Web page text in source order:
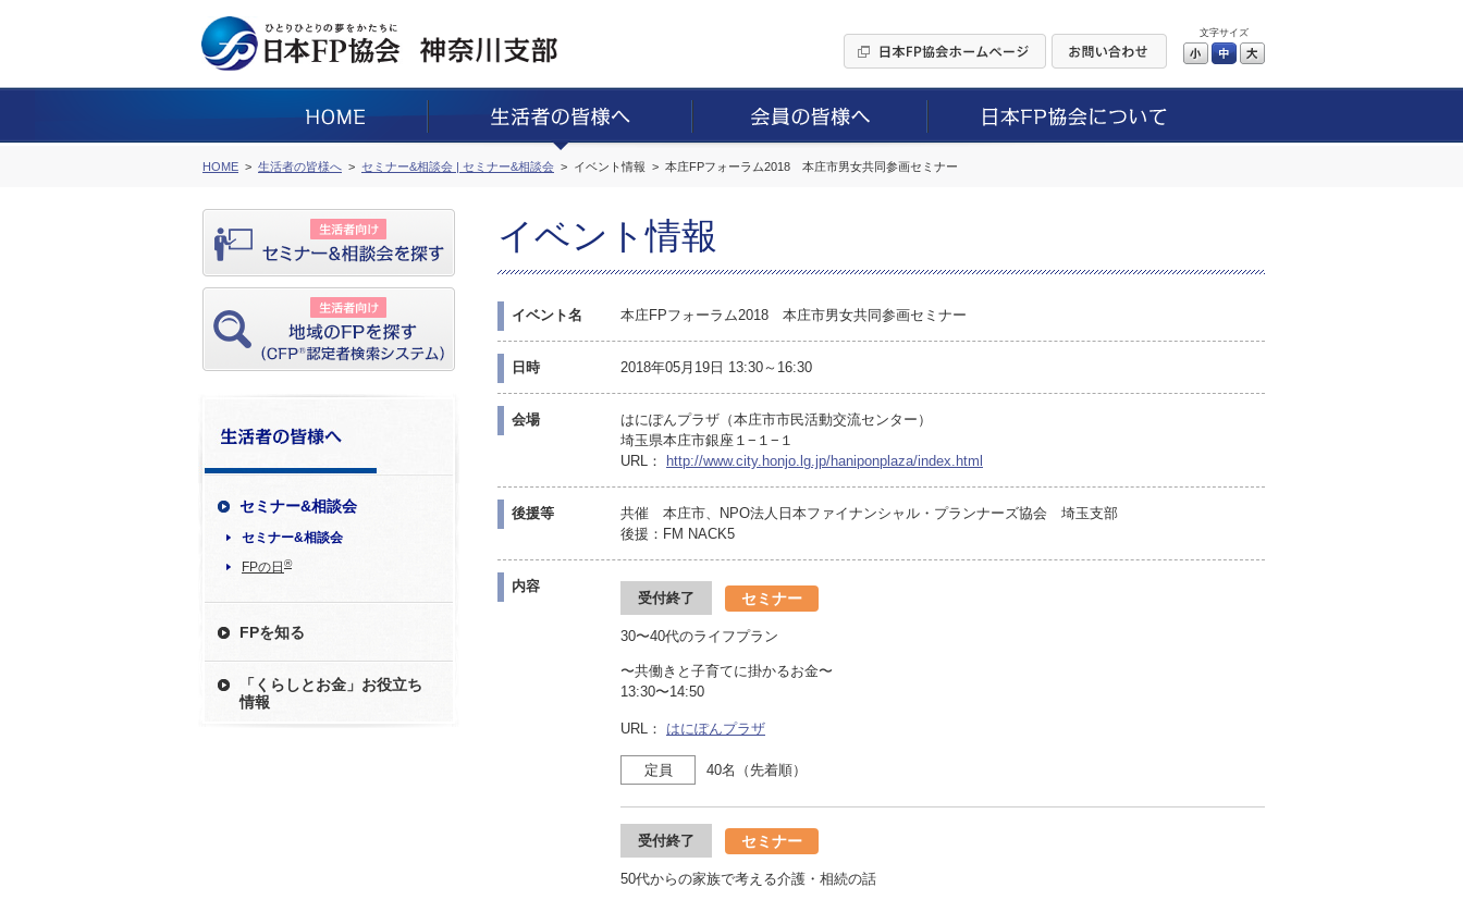
文字サイズ
小 中
HOME 生活者の皆様へ セミナー&相談会 | セミナー&相談会 イベント情報 本庄FPフォーラム2018 本庄市男女共同参画セミナー
セミナー&相談会
セミナー&相談会
FPの日 ®
FPを知る
「くらしとお金」お役立ち
情報
イベント情報
イベント名 本庄FPフォーラム2018 本庄市男女共同参画セミナー
日時 2018年05月19日 13:30～16:30
会場
はにぽんプラザ（本庄市市民活動交流センター）
埼玉県本庄市銀座１−１−１
URL：
http://www.city.honjo.lg.jp/haniponplaza/index.html
後援等
共催 本庄市、NPO法人日本ファイナンシャル・プランナーズ協会 埼玉支部
後援：FM NACK5
内容
受付終了 セミナー
30〜40代のライフプラン
〜共働きと子育てに掛かるお金〜
13:30〜14:50
URL： はにぽんプラザ
定員 40名（先着順）
受付終了 セミナー
50代からの家族で考える介護・相続の話